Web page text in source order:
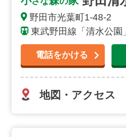
野田市光葉町1-48-2
東武野田線「清水公園
電話をかける
地図・アクセス